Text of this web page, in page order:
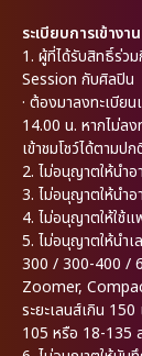
ระเบียบการเข้างาน
1. ผู้ที่ได้รับสิทธิ์ร่ว
Session กับศิลปิน
· ต้องมาลงทะเบีย
14.00 น. หากไม่ลง
เข้าชมโชว์ได้ตามป
2. ไม่อนุญาตให้นำอ
3. ไม่อนุญาตให้นำอ
4. ไม่อนุญาตให้ใช้แ
5. ไม่อนุญาตให้นำ
300 / 300-400 /
Zoomer,
ระยะเลนส์เกิน
105 หรือ 18-135 ส